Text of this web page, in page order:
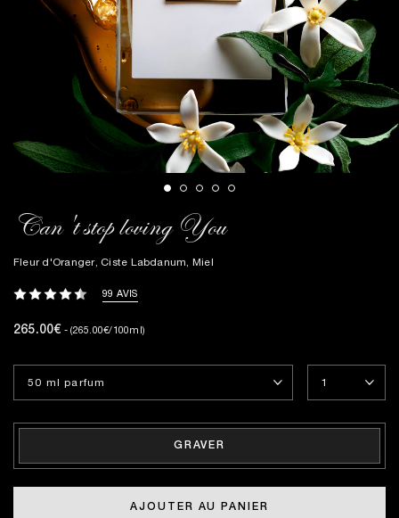
Can't stop loving You
Fleur d'Oranger, Ciste Labdanum, Miel
99 AVIS
265.00€ - (265.00€/100ml)
GRAVER
AJOUTER AU PANIER